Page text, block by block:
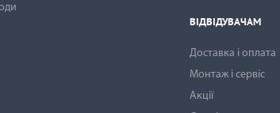
ВІДВІДУВАЧАМ
Доставка і оплата
Монтаж і сервіс
Акції